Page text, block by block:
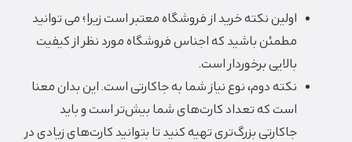
اولین نکته خرید از فروشگاه معتبر است زیرا؛ می توانید
مطمئن باشید که اجناس فروشگاه مورد نظر از کیفیت
بالایی برخوردار است.
نکته دوم، نوع نیاز شما به جاکارتی است. این بدان معنا
است که تعداد کارت‌های شما بیش‌تر است و باید
جاکارتی بزرگ‌تری تهیه کنید تا بتوانید کارت‌های زیادی در